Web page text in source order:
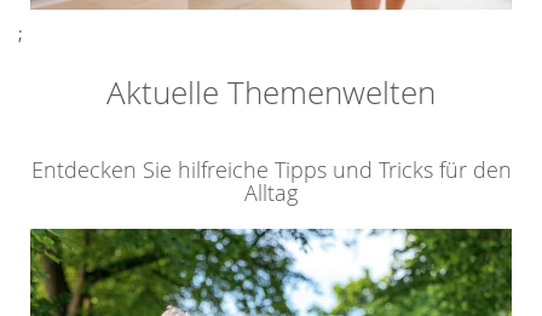
;
Aktuelle Themenwelten
Entdecken Sie hilfreiche Tipps und Tricks für den
Alltag